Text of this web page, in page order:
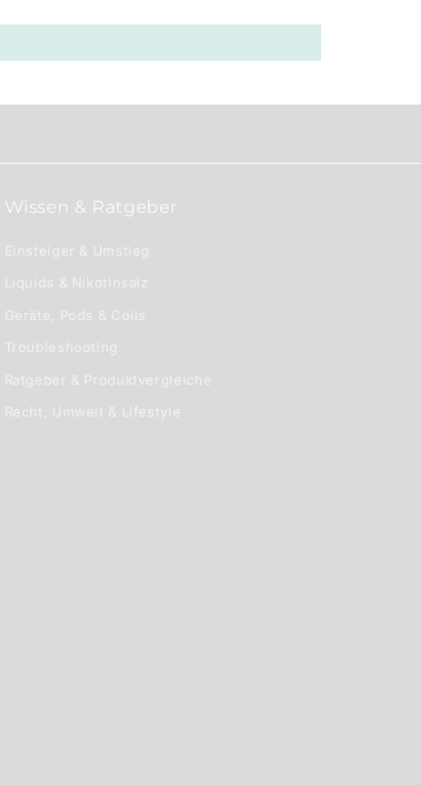
Wissen & Ratgeber
Einsteiger & Umstieg
Liquids & Nikotinsalz
Geräte, Pods & Coils
Troubleshooting
Ratgeber & Produktvergleiche
Recht, Umwelt & Lifestyle